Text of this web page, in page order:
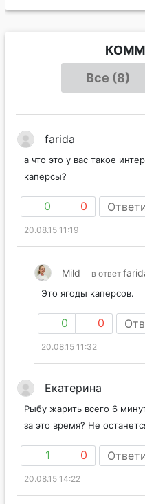
Все (8)
farida
а что это у вас такое
каперсы?
0 0
20.08.15 11:19
Mild в ответ
Это ягоды каперсов.
0 0
20.08.15 11:32
Екатерина
Рыбу жарить всего 6
за это время? Не
1 0
20.08.15 14:22